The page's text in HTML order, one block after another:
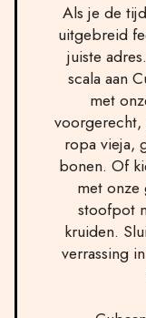
Als je de
uitgebreid
juiste
scala aan
met
ropa vieja,
bonen. Of
met onze
stoofpot
kruiden.
verrassing